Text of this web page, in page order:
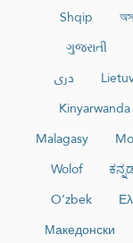
Shqip
ગુજરાતી
دری
Kinyarwanda
Malagasy
Wolof
O‘zbek
Македонски